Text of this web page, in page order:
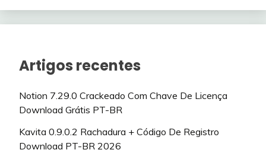
Artigos recentes
Notion 7.29.0 Crackeado Com Chave De Licença
Download Grátis PT-BR
Kavita 0.9.0.2 Rachadura + Código De Registro
Download PT-BR 2026